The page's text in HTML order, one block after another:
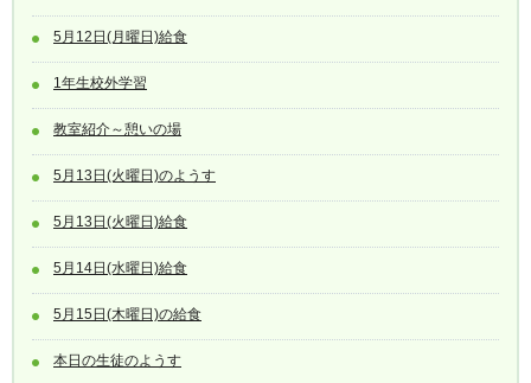
5月12日(月曜日)給食
1年生校外学習
教室紹介～憩いの場
5月13日(火曜日)のようす
5月13日(火曜日)給食
5月14日(水曜日)給食
5月15日(木曜日)の給食
本日の生徒のようす